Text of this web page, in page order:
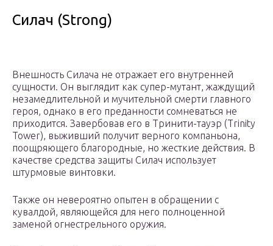
Силач (Strong)
Внешность Силача не отражает его внутренней
сущности. Он выглядит как супер-мутант, жаждущий
незамедлительной и мучительной смерти главного
героя, однако в его преданности сомневаться не
приходится. Завербовав его в Тринити-тауэр (Trinity
Tower), выживший получит верного компаньона,
поощряющего благородные, но жесткие действия. В
качестве средства защиты Силач использует
штурмовые винтовки.
Также он невероятно опытен в обращении с
кувалдой, являющейся для него полноценной
заменой огнестрельного оружия.